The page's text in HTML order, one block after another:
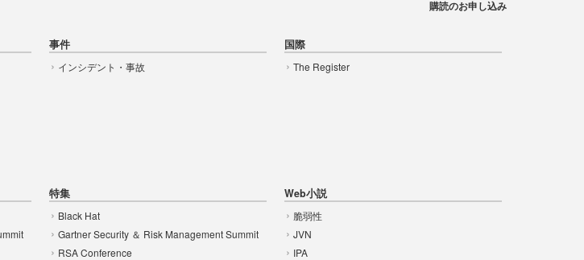
事件
インシデント・事故
国際
The Register
特集
Black Hat
Gartner Security ＆ Risk Management Summit
RSA Conference
Web小説
脆弱性
JVN
IPA
購読のお申し込み